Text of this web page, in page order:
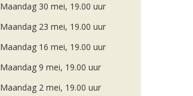
Maandag 30 mei, 19.00 uur
Maandag 23 mei, 19.00 uur
Maandag 16 mei, 19.00 uur
Maandag 9 mei, 19.00 uur
Maandag 2 mei, 19.00 uur